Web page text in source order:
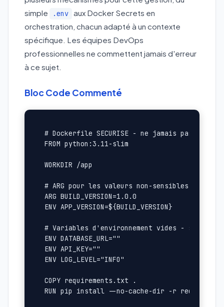
simple
.env aux Docker Secrets en
orchestration, chacun adapté à un contexte
spécifique. Les équipes DevOps
professionnelles ne commettent jamais d'erreur
à ce sujet.
Bloc Code Commenté
# Dockerfile SECURISE - ne jamais passer les
FROM python:3.11-slim
WORKDIR /app
# ARG pour les valeurs non-sensibles
ARG BUILD_VERSION=1.0.0
ENV APP_VERSION=${BUILD_VERSION}
# Variables d'environnement vides - seront
ENV DATABASE_URL=""
ENV API_KEY=""
ENV LOG_LEVEL="INFO"
COPY requirements.txt .
RUN pip install --no-cache-dir -r